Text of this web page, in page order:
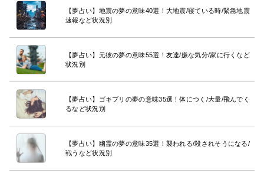
【夢占い】地震の夢の意味40選！大地震/寝ている時/緊急地震
速報など状況別
【夢占い】元彼の夢の意味55選！友達/嫌な気分/家に行くなど
状況別
【夢占い】ゴキブリの夢の意味35選！体につく/大量/飛んでく
るなど状況別
【夢占い】幽霊の夢の意味35選！襲われる/殺されそうになる/
戦うなど状況別